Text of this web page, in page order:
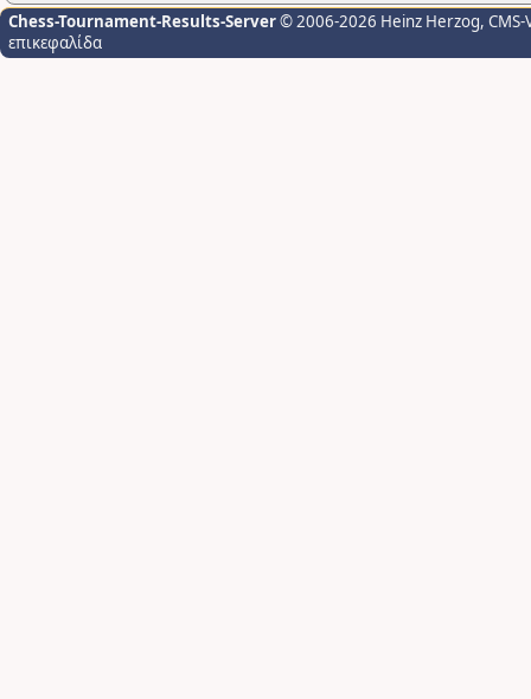
Chess-Tournament-Results-Server© 2006-2026 Heinz Herzog,
επικεφαλίδα